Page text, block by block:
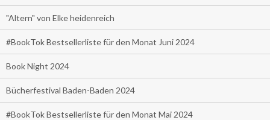
"Altern" von Elke heidenreich
#BookTok Bestsellerliste für den Monat Juni 2024
Book Night 2024
Bücherfestival Baden-Baden 2024
#BookTok Bestsellerliste für den Monat Mai 2024